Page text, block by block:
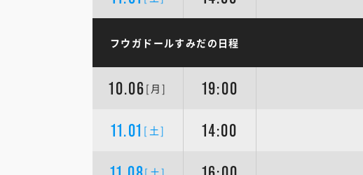
フウガドールすみだの日程
10.06 [月] 19:00
11.01 [土] 14:00
[土]